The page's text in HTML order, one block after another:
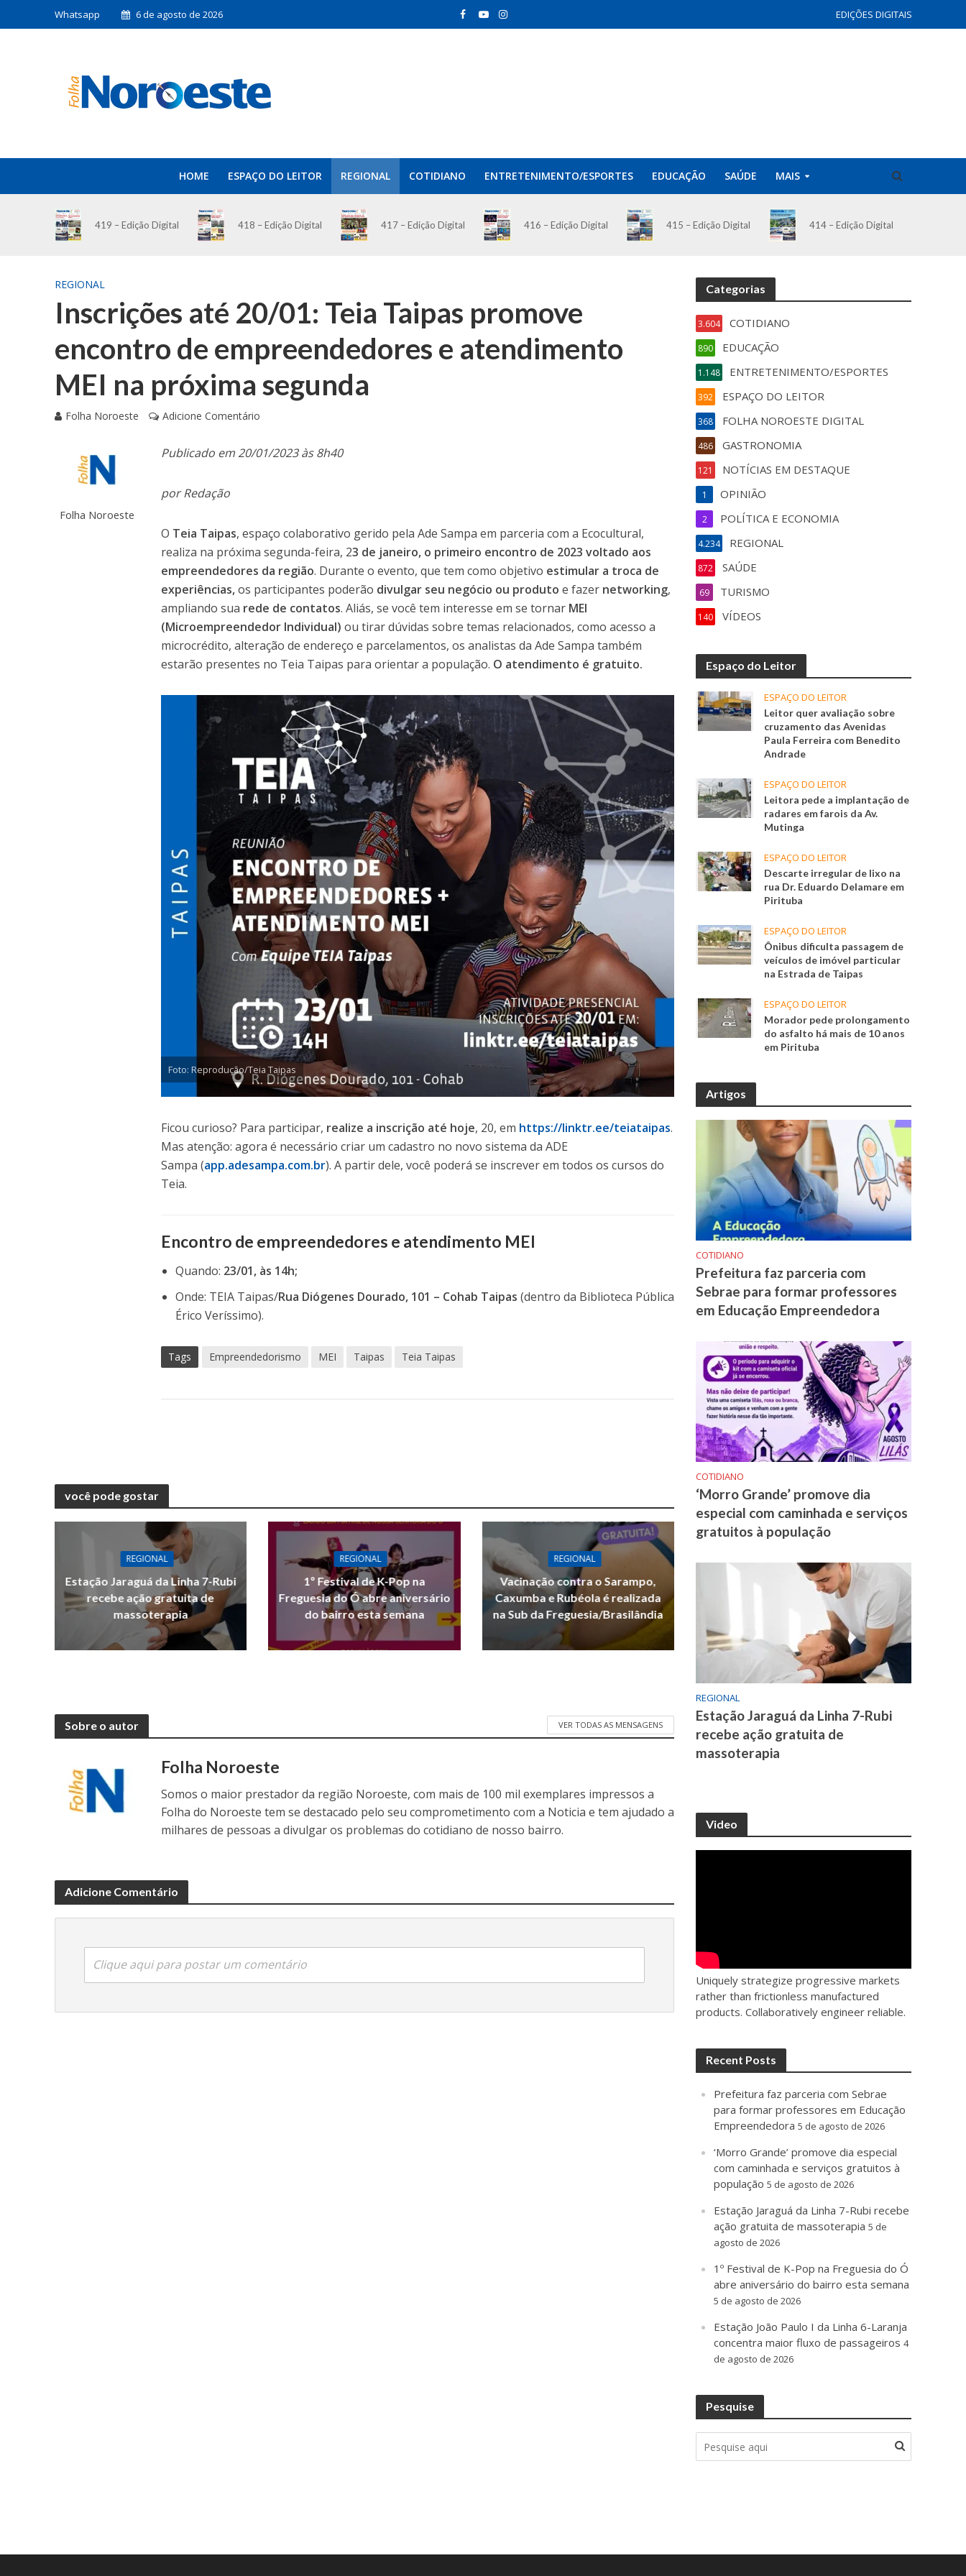
Whatsapp 6 de agosto de 2026 EDIÇÕES DIGITAIS
HOME ESPAÇO DO LEITOR REGIONAL COTIDIANO ENTRETENIMENTO/ESPORTES EDUCAÇÃO SAÚDE MAIS
419 – Edição Digital 418 – Edição Digital 417 – Edição Digital 416 – Edição Digital 415 – Edição Digital 414 – Edição Digital
REGIONAL
Inscrições até 20/01: Teia Taipas promove
encontro de empreendedores e atendimento
MEI na próxima segunda
Folha Noroeste Adicione Comentário
Folha Noroeste
Publicado em 20/01/2023 às 8h40
por Redação
O Teia Taipas, espaço colaborativo gerido pela Ade Sampa em parceria com a Ecocultural,
realiza na próxima segunda-feira, 23 de janeiro, o primeiro encontro de 2023 voltado aos
empreendedores da região. Durante o evento, que tem como objetivo estimular a troca de
experiências,os participantes poderão divulgar seu negócio ou produto e fazer networking,
ampliando sua rede de contatos. Aliás, se você tem interesse em se tornar MEI
(Microempreendedor Individual) ou tirar dúvidas sobre temas relacionados, como acesso a
microcrédito, alteração de endereço e parcelamentos, os analistas da Ade Sampa também
estarão presentes no Teia Taipas para orientar a população. O atendimento é gratuito.
Foto: Reprodução/Teia Taipas
Ficou curioso? Para participar, realize a inscrição até hoje, 20, em https://linktr.ee/teiataipas.
Mas atenção: agora é necessário criar um cadastro no novo sistema da ADE
Sampa (app.adesampa.com.br). A partir dele, você poderá se inscrever em todos os cursos do
Teia.
Encontro de empreendedores e atendimento MEI
Quando: 23/01, às 14h;
Onde: TEIA Taipas/Rua Diógenes Dourado, 101 – Cohab Taipas (dentro da Biblioteca Pública
Érico Veríssimo).
Tags Empreendedorismo MEI Taipas Teia Taipas
você pode gostar
REGIONAL
Estação Jaraguá da Linha 7-Rubi
recebe ação gratuita de
massoterapia
REGIONAL
1º Festival de K-Pop na
Freguesia do Ó abre aniversário
do bairro esta semana
REGIONAL
Vacinação contra o Sarampo,
Caxumba e Rubéola é realizada
na Sub da Freguesia/Brasilândia
Sobre o autor VER TODAS AS MENSAGENS
Folha Noroeste
Somos o maior prestador da região Noroeste, com mais de 100 mil exemplares impressos a
Folha do Noroeste tem se destacado pelo seu comprometimento com a Noticia e tem ajudado a
milhares de pessoas a divulgar os problemas do cotidiano de nosso bairro.
Adicione Comentário
Clique aqui para postar um comentário
Categorias
COTIDIANO
3.604
EDUCAÇÃO
890
ENTRETENIMENTO/ESPORTES
1.148
ESPAÇO DO LEITOR
392
FOLHA NOROESTE DIGITAL
368
GASTRONOMIA
486
NOTÍCIAS EM DESTAQUE
121
OPINIÃO
1
POLÍTICA E ECONOMIA
2
REGIONAL
4.234
SAÚDE
872
TURISMO
69
VÍDEOS
140
Espaço do Leitor
ESPAÇO DO LEITOR
Leitor quer avaliação sobre
cruzamento das Avenidas
Paula Ferreira com Benedito
Andrade
ESPAÇO DO LEITOR
Leitora pede a implantação de
radares em farois da Av.
Mutinga
ESPAÇO DO LEITOR
Descarte irregular de lixo na
rua Dr. Eduardo Delamare em
Pirituba
ESPAÇO DO LEITOR
Ônibus dificulta passagem de
veículos de imóvel particular
na Estrada de Taipas
ESPAÇO DO LEITOR
Morador pede prolongamento
do asfalto há mais de 10 anos
em Pirituba
Artigos
COTIDIANO
Prefeitura faz parceria com
Sebrae para formar professores
em Educação Empreendedora
COTIDIANO
‘Morro Grande’ promove dia
especial com caminhada e serviços
gratuitos à população
REGIONAL
Estação Jaraguá da Linha 7-Rubi
recebe ação gratuita de
massoterapia
Video
Uniquely strategize progressive markets
rather than frictionless manufactured
products. Collaboratively engineer reliable.
Recent Posts
Prefeitura faz parceria com Sebrae
para formar professores em Educação
Empreendedora 5 de agosto de 2026
‘Morro Grande’ promove dia especial
com caminhada e serviços gratuitos à
população 5 de agosto de 2026
Estação Jaraguá da Linha 7-Rubi recebe
ação gratuita de massoterapia 5 de
agosto de 2026
1º Festival de K-Pop na Freguesia do Ó
abre aniversário do bairro esta semana
5 de agosto de 2026
Estação João Paulo I da Linha 6-Laranja
concentra maior fluxo de passageiros 4
de agosto de 2026
Pesquise